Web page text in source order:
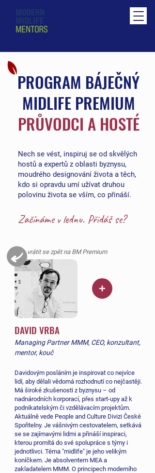
PROGRAM BÁJEČNÝ
MIDLIFE PREMIUM
PRŮVODCI A HOSTÉ
Nech se vést, inspiruj se od skvělých
hostů a expertů z oblasti byznysu,
moudrého designování života a těch,
kdo si opravdu umí užívat druhou
polovinu života se vším, co přináší.
Začínáme v lednu. Přidáš se?
DAVID VRBA
Managing Partner MMM, CEO, konzultant,
mentor, kouč
Davidovým posláním je inspirovat co nejvíce
lidí, aby dělali vědomá rozhodnutí co nejčastěji.
Má široké zkušenosti z byznysu – od
nadnárodních korporací, přes start-upy až k
podnikatelským či vzdělávacím projektům.
Aktuálně vede People and Culture Divizi České
Spořitelny. Je vášnivým cestovatelem, setkává
se se zajímavými lidmi a přináší inspiraci,
kterou promítá do své spolupráce s týmy i
jednotlivci. Téma "midlife" je jeho velikým
koníčkem. Je absolventem MEA a
zakladatelem MMM. O principech moderního
vrátit se zpět na BM Premium